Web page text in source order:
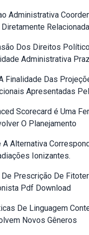
Administrativa
Diretamente Relacionada
Dos Direitos
Administrativa
Finalidade Das
Apresentadas
Scorecard é Uma
O Planejamento
A Alternativa
Ionizantes.
De Prescrição De
Pdf Download
De Linguagem
Novos Gêneros